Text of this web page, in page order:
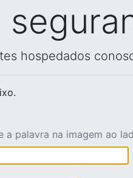
hospedados
a palavra na imagem ao